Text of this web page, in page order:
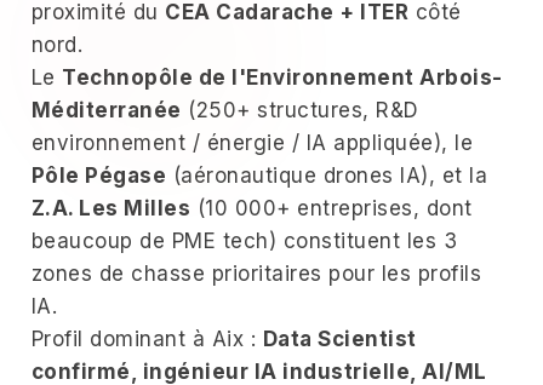
proximité du CEA Cadarache + ITER côté
nord.
Le Technopôle de l'Environnement Arbois-
Méditerranée (250+ structures, R&D
environnement / énergie / IA appliquée), le
Pôle Pégase (aéronautique drones IA), et la
Z.A. Les Milles (10 000+ entreprises, dont
beaucoup de PME tech) constituent les 3
zones de chasse prioritaires pour les profils
IA.
Profil dominant à Aix : Data Scientist
confirmé, ingénieur IA industrielle, AI/ML